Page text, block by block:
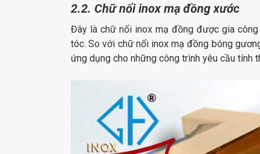
2.2. Chữ nổi inox mạ đồng xước
Đây là chữ nổi inox mạ đồng được gia
tóc. So với chữ nổi inox mạ đồng bóng
ứng dụng cho những công trình yêu cầu tính